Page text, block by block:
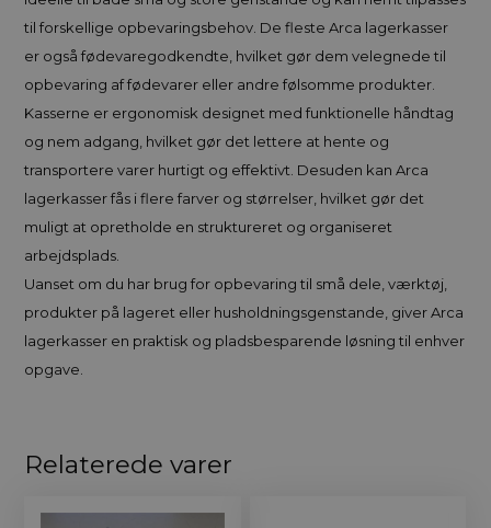
til forskellige opbevaringsbehov. De fleste Arca lagerkasser
er også fødevaregodkendte, hvilket gør dem velegnede til
opbevaring af fødevarer eller andre følsomme produkter.
Kasserne er ergonomisk designet med funktionelle håndtag
og nem adgang, hvilket gør det lettere at hente og
transportere varer hurtigt og effektivt. Desuden kan Arca
lagerkasser fås i flere farver og størrelser, hvilket gør det
muligt at opretholde en struktureret og organiseret
arbejdsplads.
Uanset om du har brug for opbevaring til små dele, værktøj,
produkter på lageret eller husholdningsgenstande, giver Arca
lagerkasser en praktisk og pladsbesparende løsning til enhver
opgave.
Relaterede varer